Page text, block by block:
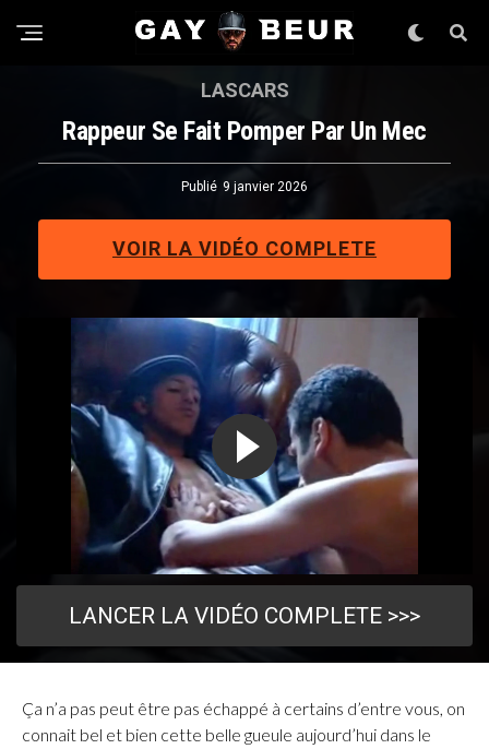
LANCER LA VIDÉO COMPLETE >>>
LASCARS
Rappeur Se Fait Pomper Par Un Mec
Publié 9 janvier 2026
VOIR LA VIDÉO COMPLETE
Ça n’a pas peut être pas échappé à certains d’entre vous, on
connait bel et bien cette belle gueule aujourd’hui dans le